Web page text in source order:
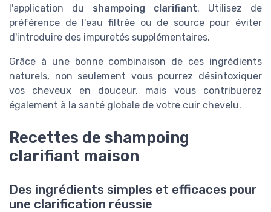
l'application du shampoing clarifiant. Utilisez de
préférence de l'eau filtrée ou de source pour éviter
d'introduire des impuretés supplémentaires.
Grâce à une bonne combinaison de ces ingrédients
naturels, non seulement vous pourrez désintoxiquer
vos cheveux en douceur, mais vous contribuerez
également à la santé globale de votre cuir chevelu.
Recettes de shampoing
clarifiant maison
Des ingrédients simples et efficaces pour
une clarification réussie